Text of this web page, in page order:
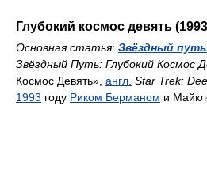
Глубокий космос девять
Основная статья: Звёздный
Звёздный Путь: Глубокий Космос
Космос Девять», англ. Star Trek:
1993 году Риком Берманом и